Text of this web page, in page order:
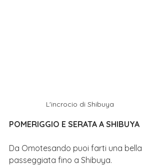
L'incrocio di Shibuya
POMERIGGIO E SERATA A SHIBUYA
Da Omotesando puoi farti una bella
passeggiata fino a Shibuya.